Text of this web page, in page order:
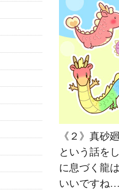
《２》真砂
という話を
に息づく龍
いいですね